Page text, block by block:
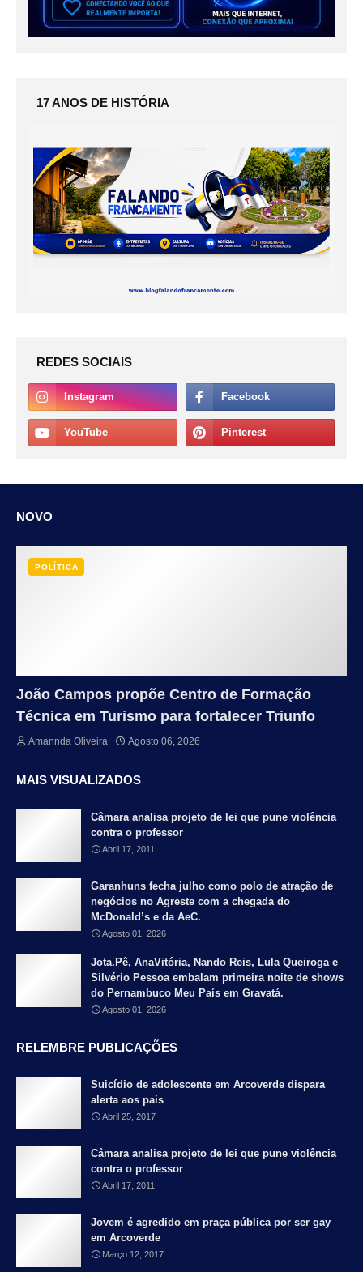
17 ANOS DE HISTÓRIA
REDES SOCIAIS
NOVO
POLÍTICA
João Campos propõe Centro de Formação
Técnica em Turismo para fortalecer Triunfo
Amannda Oliveira Agosto 06, 2026
MAIS VISUALIZADOS
Câmara analisa projeto de lei que pune violência
contra o professor
Abril 17, 2011
Garanhuns fecha julho como polo de atração de
negócios no Agreste com a chegada do
McDonald’s e da AeC.
Agosto 01, 2026
Jota.Pê, AnaVitória, Nando Reis, Lula Queiroga e
Silvério Pessoa embalam primeira noite de shows
do Pernambuco Meu País em Gravatá.
Agosto 01, 2026
RELEMBRE PUBLICAÇÕES
Suicídio de adolescente em Arcoverde dispara
alerta aos pais
Abril 25, 2017
Câmara analisa projeto de lei que pune violência
contra o professor
Abril 17, 2011
Jovem é agredido em praça pública por ser gay
em Arcoverde
Março 12, 2017